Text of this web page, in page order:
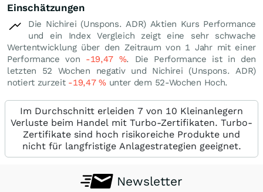
Einschätzungen
Die Nichirei (Unspons. ADR) Aktien Kurs Performance
und ein Index Vergleich zeigt eine sehr schwache
Wertentwicklung über den Zeitraum von 1 Jahr mit einer
Performance von -19,47 %. Die Performance ist in den
letzten 52 Wochen negativ und Nichirei (Unspons. ADR)
notiert zurzeit -19,47%unter dem 52-Wochen Hoch.
Im Durchschnitt erleiden 7 von 10 Kleinanlegern
Verluste beim Handel mit Turbo-Zertifikaten. Turbo-
Zertifikate sind hoch risikoreiche Produkte und
nicht für langfristige Anlagestrategien geeignet.
Newsletter